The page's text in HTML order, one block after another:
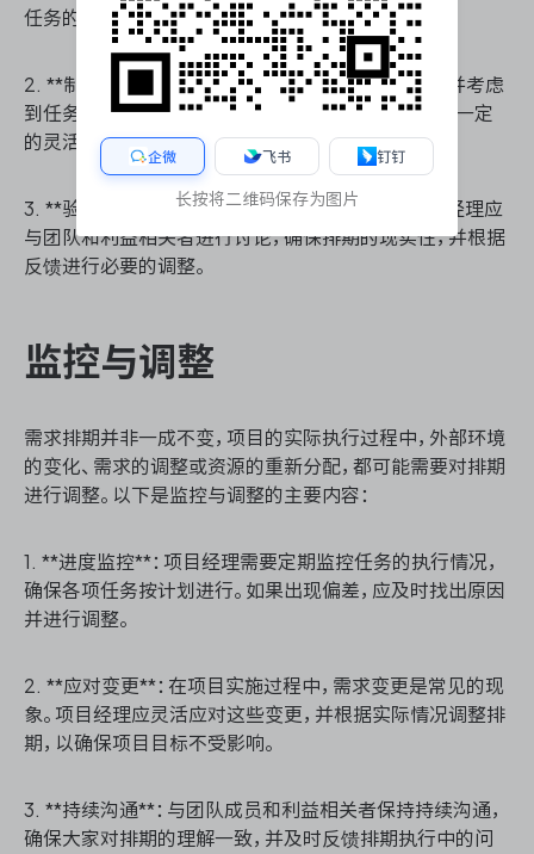
任务的执行顺序。
2. **制定时间表**：为每项任务分配具体的时间段，并考虑
到任务之间的依赖关系和资源的调度。时间表应具有一定
的灵活性，以应对不可预见的变更。
3. **验证排期的可行性**：在制定初步排期后，项目经理应
与团队和利益相关者进行讨论，确保排期的现实性，并根据
反馈进行必要的调整。
监控与调整
需求排期并非一成不变，项目的实际执行过程中，外部环境
的变化、需求的调整或资源的重新分配，都可能需要对排期
进行调整。以下是监控与调整的主要内容：
1. **进度监控**：项目经理需要定期监控任务的执行情况，
确保各项任务按计划进行。如果出现偏差，应及时找出原因
并进行调整。
2. **应对变更**：在项目实施过程中，需求变更是常见的现
象。项目经理应灵活应对这些变更，并根据实际情况调整排
期，以确保项目目标不受影响。
3. **持续沟通**：与团队成员和利益相关者保持持续沟通，
确保大家对排期的理解一致，并及时反馈排期执行中的问
企微 飞书 钉钉
长按将二维码保存为图片